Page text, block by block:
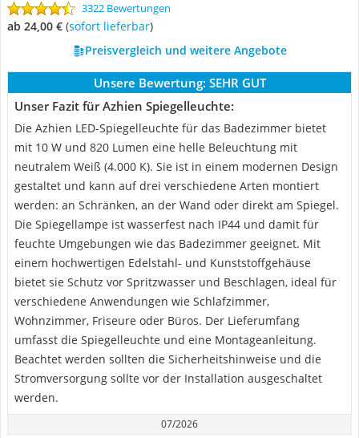
3322 Bewertungen
ab 24,00 € ( Sofort lieferbar)
Preisvergleich und weitere Angebote
Unsere Bewertung: SEHR GUT
Unser Fazit für Azhien Spiegelleuchte:
Die Azhien LED-Spiegelleuchte für das Badezimmer bietet
mit 10 W und 820 Lumen eine helle Beleuchtung mit
neutralem Weiß (4.000 K). Sie ist in einem modernen Design
gestaltet und kann auf drei verschiedene Arten montiert
werden: an Schränken, an der Wand oder direkt am Spiegel.
Die Spiegellampe ist wasserfest nach IP44 und damit für
feuchte Umgebungen wie das Badezimmer geeignet. Mit
einem hochwertigen Edelstahl- und Kunststoffgehäuse
bietet sie Schutz vor Spritzwasser und Beschlagen, ideal für
verschiedene Anwendungen wie Schlafzimmer,
Wohnzimmer, Friseure oder Büros. Der Lieferumfang
umfasst die Spiegelleuchte und eine Montageanleitung.
Beachtet werden sollten die Sicherheitshinweise und die
Stromversorgung sollte vor der Installation ausgeschaltet
werden.
07/2026